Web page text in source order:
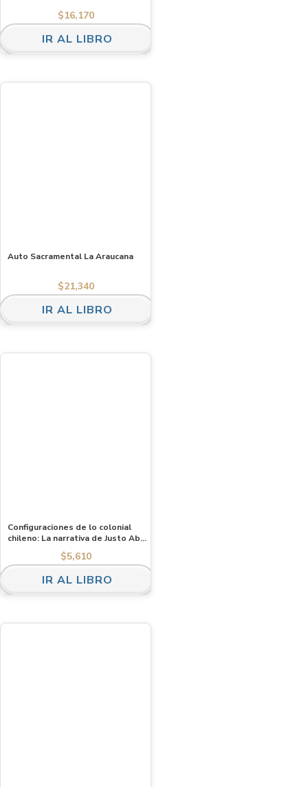
$16,170
IR AL LIBRO
Auto Sacramental La Araucana
$21,340
IR AL LIBRO
Configuraciones de lo colonial
chileno: La narrativa de Justo Abel
$5,610
IR AL LIBRO